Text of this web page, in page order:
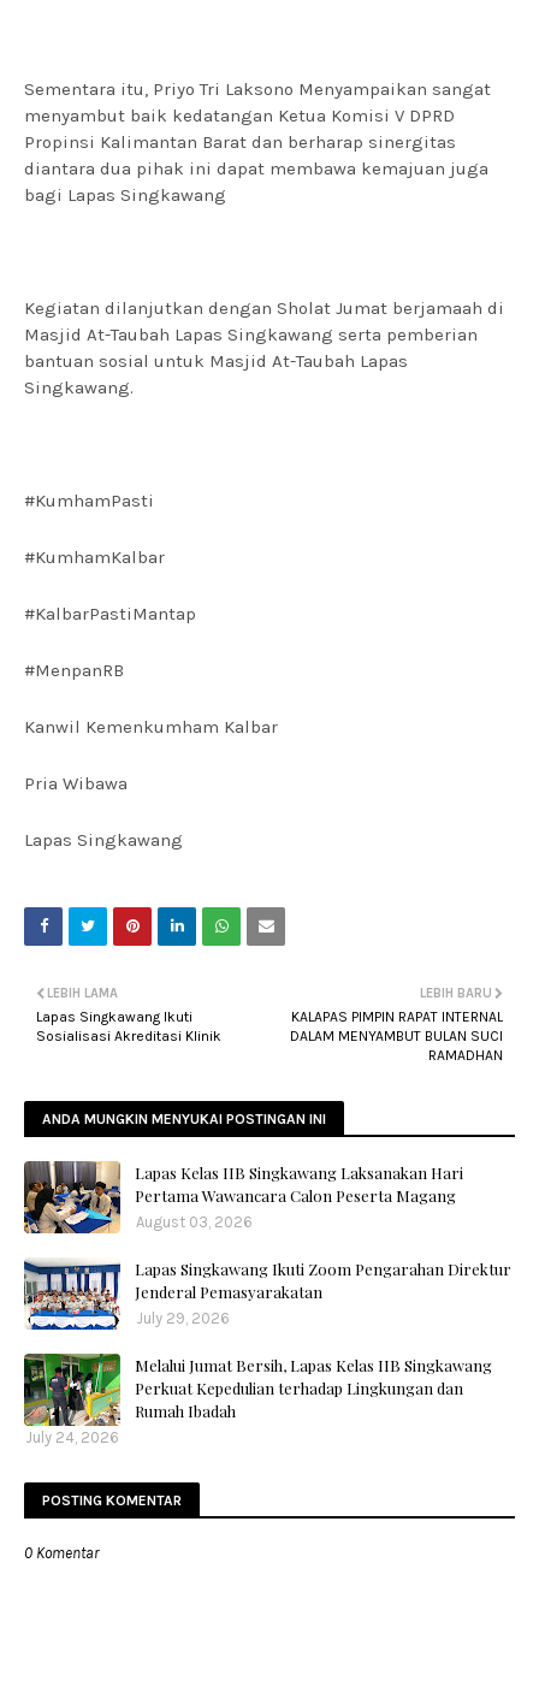
Sementara itu, Priyo Tri Laksono Menyampaikan sangat
menyambut baik kedatangan Ketua Komisi V DPRD
Propinsi Kalimantan Barat dan berharap sinergitas
diantara dua pihak ini dapat membawa kemajuan juga
bagi Lapas Singkawang
Kegiatan dilanjutkan dengan Sholat Jumat berjamaah di
Masjid At-Taubah Lapas Singkawang serta pemberian
bantuan sosial untuk Masjid At-Taubah Lapas
Singkawang.
#KumhamPasti
#KumhamKalbar
#KalbarPastiMantap
#MenpanRB
Kanwil Kemenkumham Kalbar
Pria Wibawa
Lapas Singkawang
LEBIH BARU
KALAPAS PIMPIN RAPAT INTERNAL
DALAM MENYAMBUT BULAN SUCI
RAMADHAN
LEBIH LAMA
Lapas Singkawang Ikuti
Sosialisasi Akreditasi Klinik
ANDA MUNGKIN MENYUKAI POSTINGAN INI
Lapas Kelas IIB Singkawang Laksanakan Hari
Pertama Wawancara Calon Peserta Magang
August 03, 2026
Lapas Singkawang Ikuti Zoom Pengarahan Direktur
Jenderal Pemasyarakatan
July 29, 2026
Melalui Jumat Bersih, Lapas Kelas IIB Singkawang
Perkuat Kepedulian terhadap Lingkungan dan
Rumah Ibadah
July 24, 2026
POSTING KOMENTAR
0 Komentar